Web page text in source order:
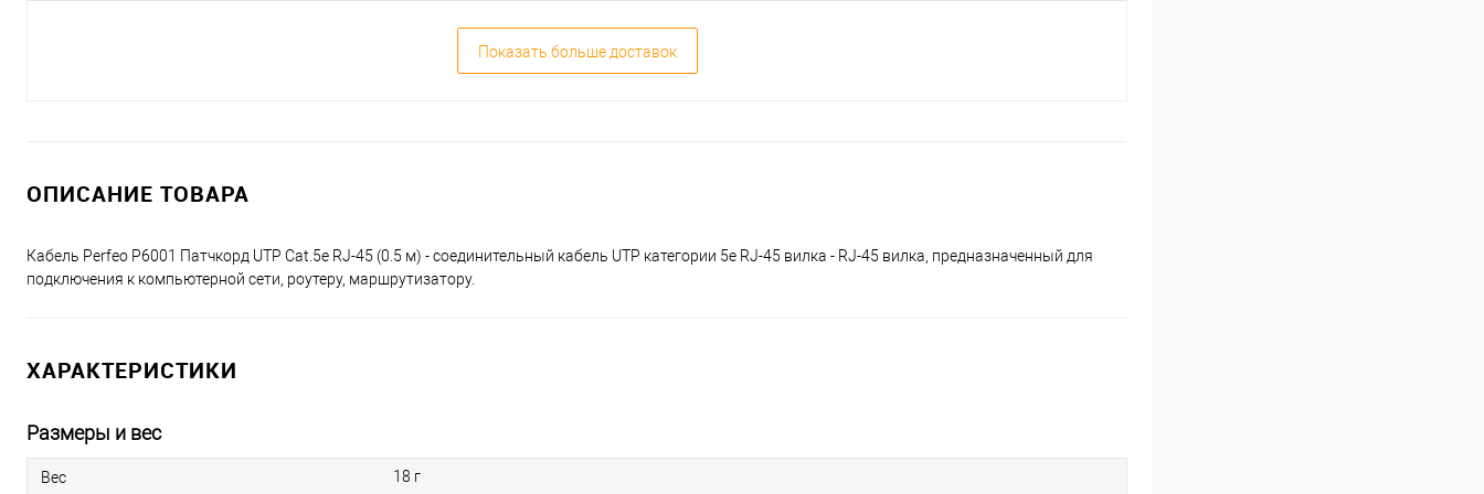
Показать больше доставок
ОПИСАНИЕ ТОВАРА
Кабель Perfeo P6001 Патчкорд UTP Cat.5e RJ-45 (0.5 м) - соединительный кабель UTP категории 5e RJ-45 вилка - RJ-45 вилка, предназначенный для
подключения к компьютерной сети, роутеру, маршрутизатору.
ХАРАКТЕРИСТИКИ
Размеры и вес
Вес 18 г